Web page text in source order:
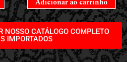
NOSSO CATÁLOGO COMPLETO
IMPORTADOS